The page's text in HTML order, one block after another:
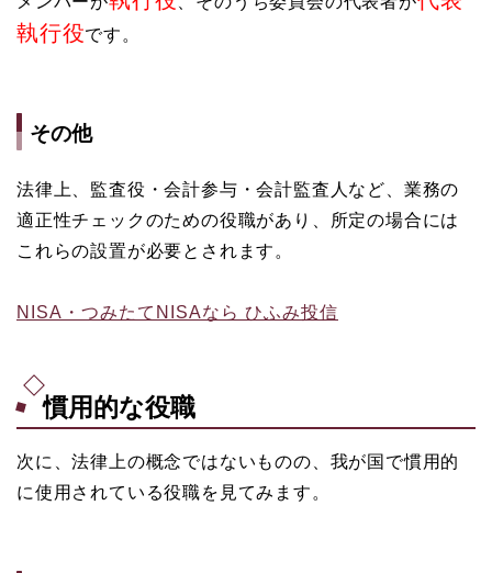
執行役です 。
その他
法律上、監査役・会計参与・会計監査人など、業務の
適正性チェックのための役職があり、所定の場合には
これらの設置が必要とされます。
NISA・つみたてNISAなら ひふみ投信
慣用的な役職
次に、法律上の概念ではないものの、我が国で慣用的
に使用されている役職を見てみます。